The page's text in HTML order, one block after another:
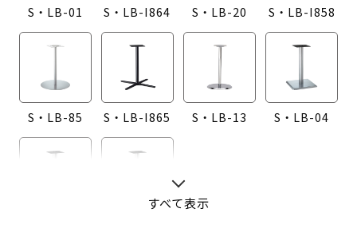
S・LB-01 S・LB-I864 S・LB-20 S・LB-I858
S・LB-85 S・LB-I865 S・LB-13 S・LB-04
すべて表示